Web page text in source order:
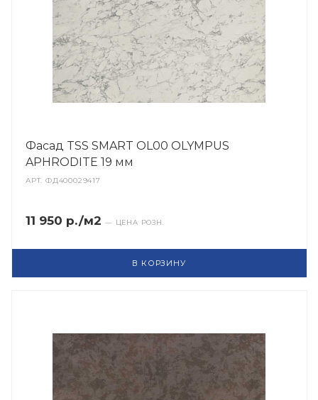
Фасад TSS SMART OL00 OLYMPUS
APHRODITE 19 мм
АРТ.ФД400029417
11 950 р./м2 — ЦЕНА РОЗН.
В КОРЗИНУ